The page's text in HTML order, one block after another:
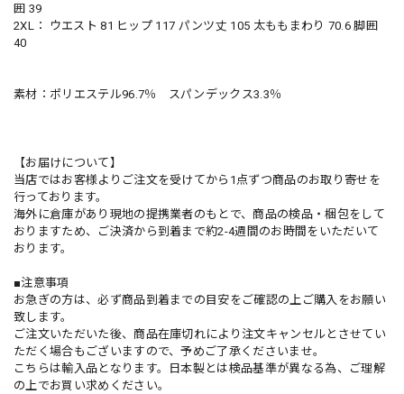
囲 39
2XL： ウエスト 81 ヒップ 117 パンツ丈 105 太ももまわり 70.6 脚囲
40
素材：ポリエステル96.7％ スパンデックス3.3％
【お届けについて】
当店ではお客様よりご注文を受けてから1点ずつ商品のお取り寄せを
行っております。
海外に倉庫があり現地の提携業者のもとで、商品の検品・梱包をして
おりますため、ご決済から到着まで約2-4週間のお時間をいただいて
おります。
■注意事項
お急ぎの方は、必ず商品到着までの目安をご確認の上ご購入をお願い
致します。
ご注文いただいた後、商品在庫切れにより注文キャンセルとさせてい
ただく場合もございますので、予めご了承くださいませ。
こちらは輸入品となります。日本製とは検品基準が異なる為、ご理解
の上でお買い求めください。